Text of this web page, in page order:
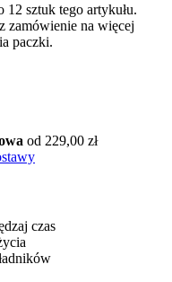
sztuk tego artykułu.
zamówienie na więcej
paczki.
od 229,00 zł
czas